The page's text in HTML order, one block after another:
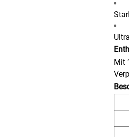
Mit